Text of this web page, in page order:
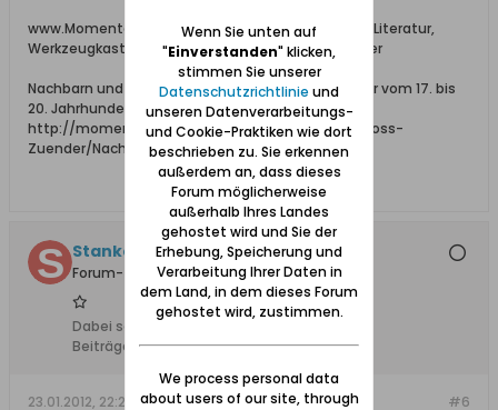
www.Momente-im-Werder.net --- Adressbücher, Literatur,
Werkzeugkasten und Momente im Danziger Werder
Nachbarn und Hofbesitzer in Groß und Klein Zünder vom 17. bis
20. Jahrhundert:
http://momente-im-werder.net/01_Offen/31_Gross-
Zuender/Nachbarn-GrZ-KlZ/index.htm
Stankowitz
Forum-Teilnehmer
Dabei seit:
03.01.2012
Beiträge:
5
#6
23.01.2012, 22:26
Wenn Sie unten auf
"Einverstanden" klicken,
stimmen Sie unserer
Datenschutzrichtlinie und
unseren Datenverarbeitungs-
und Cookie-Praktiken wie dort
beschrieben zu. Sie erkennen
außerdem an, dass dieses
Forum möglicherweise
außerhalb Ihres Landes
gehostet wird und Sie der
Erhebung, Speicherung und
Verarbeitung Ihrer Daten in
dem Land, in dem dieses Forum
gehostet wird, zustimmen.
We process personal data
about users of our site, through